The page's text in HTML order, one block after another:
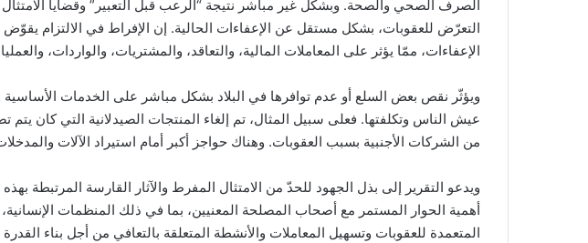
الصرف الصحي والصحة. وبشكل غير مباشر نتيجة “الرعب قبل التعبير” وقضايا
التعرّض للعقوبات، بشكل مستقل عن الإعفاءات الحالية. إن الإفراط في الالتزام
الإعفاءات، ممّا يؤثر على المعاملات المالية، والتعاقد، والمشتريات، والواردات،
ويؤثّر نقص بعض السلع أو عدم توافرها في البلاد بشكل مباشر على الخدمات الأساسية
عيش الناس وتكلفتها. فعلى سبيل المثال، تم إلغاء المنتجات الصيدلانية التي كان يتم
من الشركات الأجنبية بسبب العقوبات. وهناك حواجز أكبر أمام استيراد الآلات
ويدعو التقرير إلى بذل الجهود للحدّ من الامتثال المفرط والآثار القارسة المرتبطة
أهمية الحوار المستمر مع أصحاب المصلحة المعنيين، بما في ذلك المنظمات الإنسانية،
المتعمدة للعقوبات وتسهيل المعاملات والأنشطة المتعلقة بالتعافي من أجل بناء